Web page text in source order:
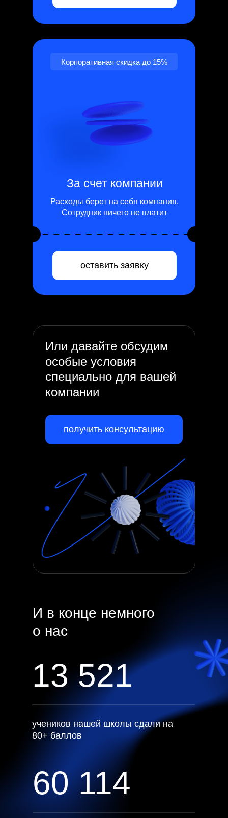
оставить заявку
За счет компании
Расходы берет на себя компания.
Сотрудник ничего не платит
Корпоративная скидка до 15%
Или давайте обсудим
особые условия
специально для вашей
компании
получить консультацию
И в конце немного
о нас
13 521
учеников нашей школы сдали на
80+ баллов
60 114